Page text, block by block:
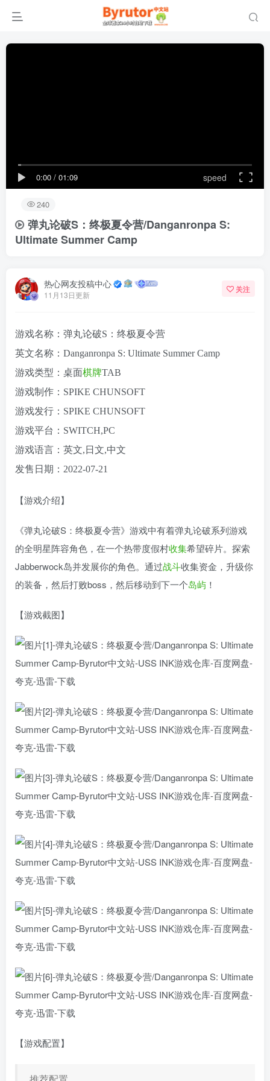
0:00 / 01:09 speed
240
弹丸论破S：终极夏令营/Danganronpa S:
Ultimate Summer Camp
热心网友投稿中心
11月13日更新
关注
游戏名称：弹丸论破S：终极夏令营
英文名称：Danganronpa S: Ultimate Summer Camp
游戏类型：桌面棋牌TAB
游戏制作：SPIKE CHUNSOFT
游戏发行：SPIKE CHUNSOFT
游戏平台：SWITCH,PC
游戏语言：英文,日文,中文
发售日期：2022-07-21
【游戏介绍】
《弹丸论破S：终极夏令营》游戏中有着弹丸论破系列游戏
的全明星阵容角色，在一个热带度假村收集希望碎片。探索
Jabberwock岛并发展你的角色。通过战斗收集资金，升级你
的装备，然后打败boss，然后移动到下一个岛屿 ！
【游戏截图】
【游戏配置】